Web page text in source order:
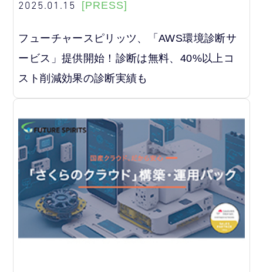
2025.01.15 [PRESS]
フューチャースピリッツ、「AWS環境診断サ
ービス」提供開始！診断は無料、40%以上コ
スト削減効果の診断実績も